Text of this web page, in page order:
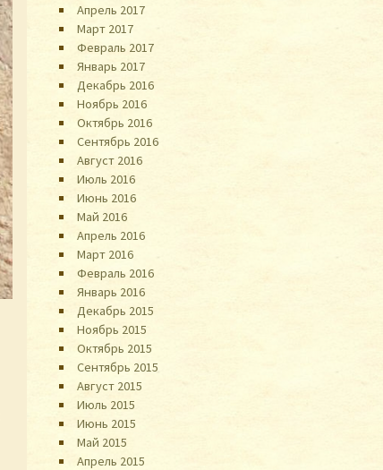
Апрель 2017
Март 2017
Февраль 2017
Январь 2017
Декабрь 2016
Ноябрь 2016
Октябрь 2016
Сентябрь 2016
Август 2016
Июль 2016
Июнь 2016
Май 2016
Апрель 2016
Март 2016
Февраль 2016
Январь 2016
Декабрь 2015
Ноябрь 2015
Октябрь 2015
Сентябрь 2015
Август 2015
Июль 2015
Июнь 2015
Май 2015
Апрель 2015